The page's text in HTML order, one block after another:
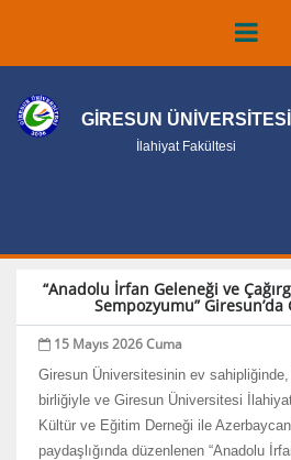
GİRESUN ÜNİVERSİTESİ
İlahiyat Fakültesi
“Anadolu İrfan Geleneği ve
Sempozyumu”
15 Mayıs 2026 Cuma
Giresun Üniversitesinin ev
birliğiyle ve Giresun Üniversitesi
Kültür ve Eğitim Derneği ile
paydaşlığında düzenlenen “Anadolu